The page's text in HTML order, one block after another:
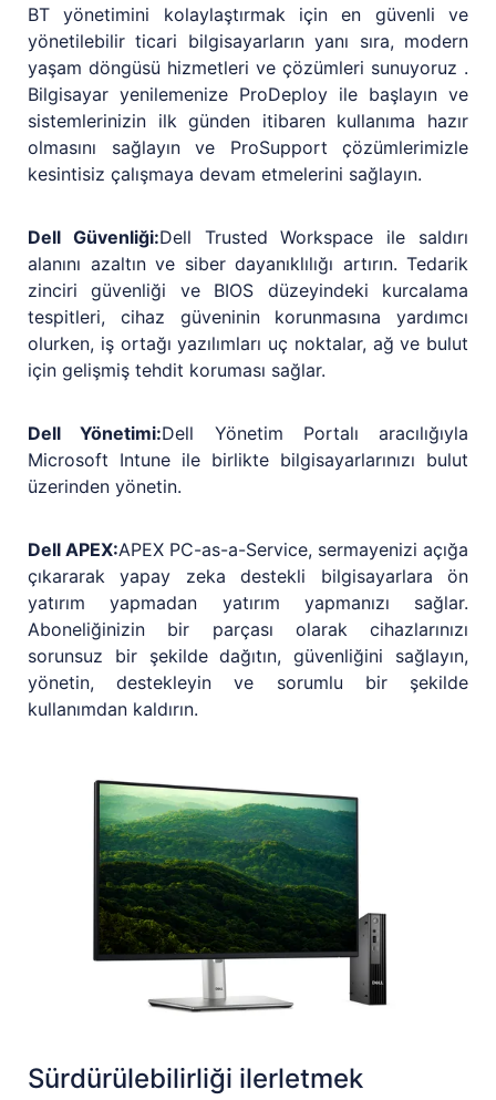
BT yönetimini kolaylaştırmak için en güvenli ve
yönetilebilir ticari bilgisayarların yanı sıra, modern
yaşam döngüsü hizmetleri ve çözümleri sunuyoruz .
Bilgisayar yenilemenize ProDeploy ile başlayın ve
sistemlerinizin ilk günden itibaren kullanıma hazır
olmasını sağlayın ve ProSupport çözümlerimizle
kesintisiz çalışmaya devam etmelerini sağlayın.
Dell Güvenliği:Dell Trusted Workspace ile saldırı
alanını azaltın ve siber dayanıklılığı artırın. Tedarik
zinciri güvenliği ve BIOS düzeyindeki kurcalama
tespitleri, cihaz güveninin korunmasına yardımcı
olurken, iş ortağı yazılımları uç noktalar, ağ ve bulut
için gelişmiş tehdit koruması sağlar.
Dell Yönetimi:Dell Yönetim Portalı aracılığıyla
Microsoft Intune ile birlikte bilgisayarlarınızı bulut
üzerinden yönetin.
Dell APEX:APEX PC-as-a-Service, sermayenizi açığa
çıkararak yapay zeka destekli bilgisayarlara ön
yatırım yapmadan yatırım yapmanızı sağlar.
Aboneliğinizin bir parçası olarak cihazlarınızı
sorunsuz bir şekilde dağıtın, güvenliğini sağlayın,
yönetin, destekleyin ve sorumlu bir şekilde
kullanımdan kaldırın.
Sürdürülebilirliği ilerletmek